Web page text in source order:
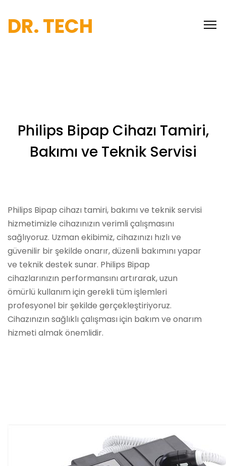
DR. TECH
Philips Bipap Cihazı Tamiri,
Bakımı ve Teknik Servisi
Philips Bipap cihazı tamiri, bakımı ve teknik servisi
hizmetimizle cihazınızın verimli çalışmasını
sağlıyoruz. Uzman ekibimiz, cihazınızı hızlı ve
güvenilir bir şekilde onarır, düzenli bakımını yapar
ve teknik destek sunar. Philips Bipap
cihazlarınızın performansını artırarak, uzun
ömürlü kullanım için gerekli tüm işlemleri
profesyonel bir şekilde gerçekleştiriyoruz.
Cihazınızın sağlıklı çalışması için bakım ve onarım
hizmeti almak önemlidir.